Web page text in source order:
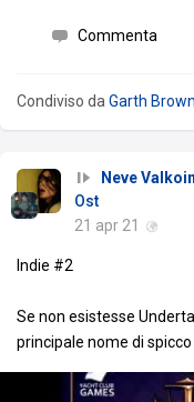
Commenta
Condiviso da Garth Brown
Neve
Ost
21 apr 21
Indie #2
Se non esistesse
principale nome di